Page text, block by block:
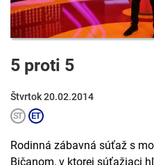
5 proti 5
Štvrtok 20.02.2014
Rodinná zábavná súťaž s
Bičanom, v ktorej súťažiaci